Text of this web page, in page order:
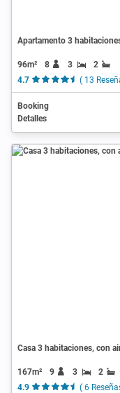
Apartamento 3
96m² 8 3
2
4.7
( 13
Booking
Detalles
Casa 3 habitaciones, con
167m² 9 3
2
4.9
( 6